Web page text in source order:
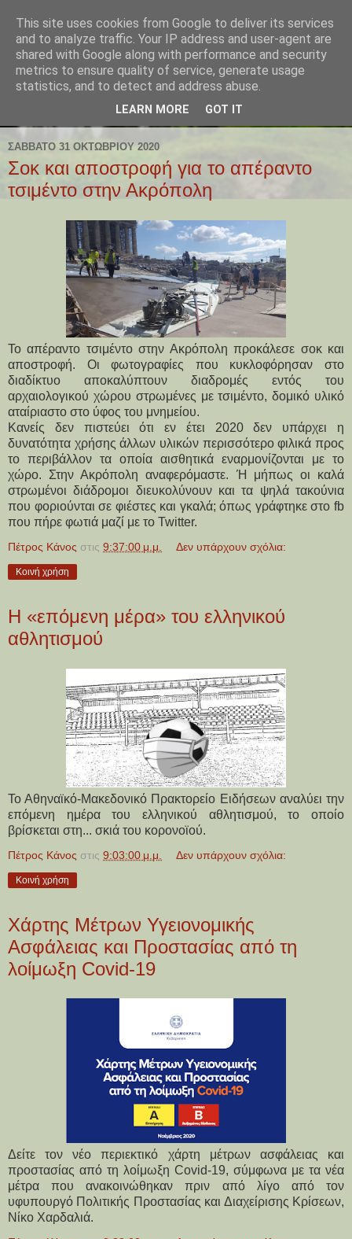
ΣΆΒΒΑΤΟ 31 ΟΚΤΩΒΡΊΟΥ 2020
Σοκ και αποστροφή για το απέραντο
τσιμέντο στην Ακρόπολη
Το απέραντο τσιμέντο στην Ακρόπολη προκάλεσε σοκ και
αποστροφή. Οι φωτογραφίες που κυκλοφόρησαν στο
διαδίκτυο αποκαλύπτουν διαδρομές εντός του
αρχαιολογικού χώρου στρωμένες με τσιμέντο, δομικό υλικό
αταίριαστο στο ύφος του μνημείου.
Κανείς δεν πιστεύει ότι εν έτει 2020 δεν υπάρχει η
δυνατότητα χρήσης άλλων υλικών περισσότερο φιλικά προς
το περιβάλλον τα οποία αισθητικά εναρμονίζονται με το
χώρο. Στην Ακρόπολη αναφερόμαστε. Ή μήπως οι καλά
στρωμένοι διάδρομοι διευκολύνουν και τα ψηλά τακούνια
που φοριούνται σε φιέστες και γκαλά; όπως γράφτηκε στο fb
που πήρε φωτιά μαζί με το Twitter.
Πέτρος Κάνος στις 9:37:00 μ.μ. Δεν υπάρχουν σχόλια:
Κοινή χρήση
Η «επόμενη μέρα» του ελληνικού
αθλητισμού
Το Αθηναϊκό-Μακεδονικό Πρακτορείο Ειδήσεων αναλύει την
επόμενη ημέρα του ελληνικού αθλητισμού, το οποίο
βρίσκεται στη... σκιά του κορονοϊού.
Πέτρος Κάνος στις 9:03:00 μ.μ. Δεν υπάρχουν σχόλια:
Κοινή χρήση
Χάρτης Μέτρων Υγειονομικής
Ασφάλειας και Προστασίας από τη
λοίμωξη Covid-19
Δείτε τον νέο περιεκτικό χάρτη μέτρων ασφάλειας και
προστασίας από τη λοίμωξη Covid-19, σύμφωνα με τα νέα
μέτρα που ανακοινώθηκαν πριν από λίγο από τον
υφυπουργό Πολιτικής Προστασίας και Διαχείρισης Κρίσεων,
Νίκο Χαρδαλιά.
This site uses cookies from Google to deliver its services
and to analyze traffic. Your IP address and user-agent are
shared with Google along with performance and security
metrics to ensure quality of service, generate usage
statistics, and to detect and address abuse.
LEARN MORE GOT IT